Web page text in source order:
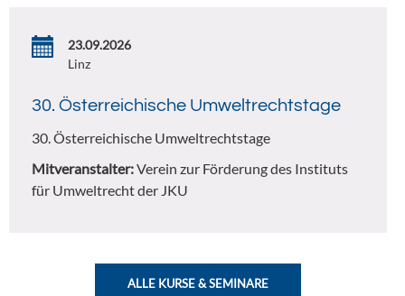
23.09.2026
Linz
30. Österreichische Umweltrechtstage
30. Österreichische Umweltrechtstage
Mitveranstalter:Verein zur Förderung des Instituts
für Umweltrecht der JKU
ALLE KURSE & SEMINARE